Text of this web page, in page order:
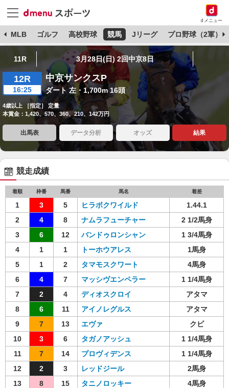
dメニュー
MLB ゴルフ 高校野球 競馬 Jリーグ プロ野球（2軍）
11R 3月28日(日) 2回中京8日
12R
16:25
中京サンクスP
ダート 左・1,700m 16頭
4歳以上 ［指定］ 定量
本賞金：1,420、570、360、210、142万円
出馬表 データ分析 オッズ 結果
競走成績
着順 枠番 馬番 馬名 着差
1 3 5 ヒラボクワイルド
1.44.1
2
4 8 ナムラフューチャー
2 1/2馬身
3
6 12 バンドゥロンシャン
1 3/4馬身
4
1 1 トーホウアレス
1馬身
5
1 2 タマモスクワート
4馬身
6
4 7 マッシヴエンペラー
1 1/4馬身
7
2 4 ディオスクロイ
アタマ
8
6 11 アイノレグルス
アタマ
9
7 13 エヴァ
クビ
10
3 6 タガノアッシュ
1 1/4馬身
11
7 14 プロヴィデンス
1 1/4馬身
12
2 3 レッドジール
2馬身
13
8 15 タニノロッキー
4馬身